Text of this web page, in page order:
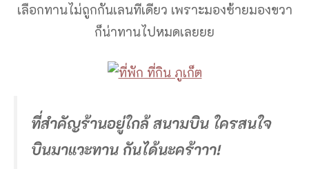
เลือกทานไม่ถูกกันเลนทีเดียว เพราะมองซ้ายมองขวา
ก็น่าทานไปหมดเลยยย
ที่สำคัญร้านอยู่ใกล้ สนามบิน ใครสนใจ
บินมาแวะทาน กันได้นะคร้าาา!